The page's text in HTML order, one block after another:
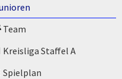
Team
Kreisliga Staffel A
Spielplan